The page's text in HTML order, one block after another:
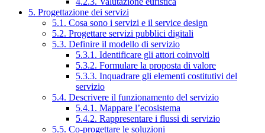
5. Progettazione dei servizi
5.1. Cosa sono i servizi e il service design
5.2. Progettare servizi pubblici digitali
5.3. Definire il modello di servizio
5.3.1. Identificare gli attori coinvolti
5.3.2. Formulare la proposta di valore
5.3.3. Inquadrare gli elementi costitutivi del
servizio
5.4. Descrivere il funzionamento del servizio
5.4.1. Mappare l’ecosistema
5.4.2. Rappresentare i flussi di servizio
5.5. Co-progettare le soluzioni